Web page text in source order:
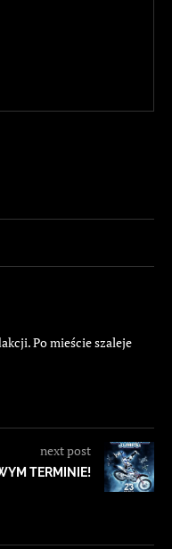
Po mieście szaleje
next post
TERMINIE!